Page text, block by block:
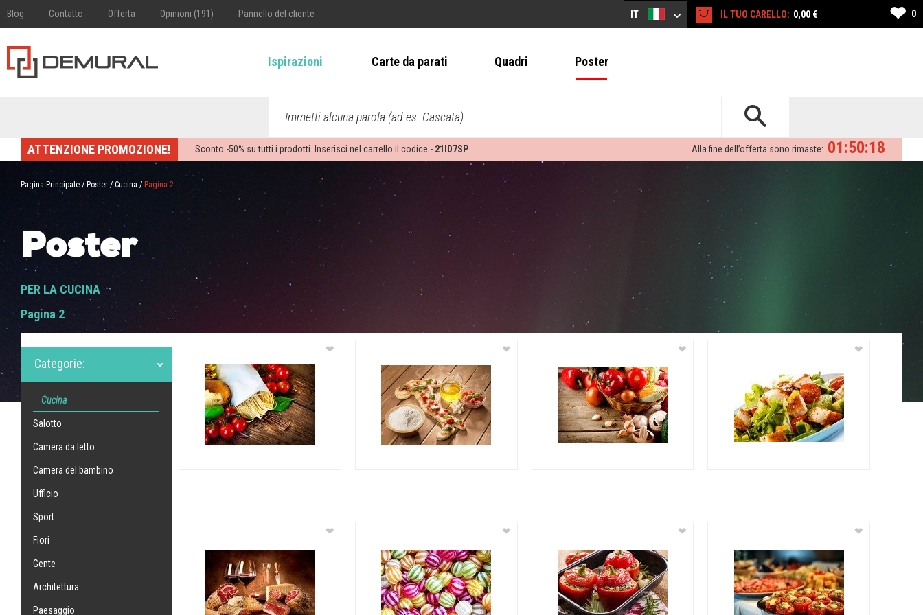
Blog Contatto Offerta Opinioni (191) Pannello del cliente IT IL TUO CARELLO: 0,00 € ❤ 0
Ispirazioni Carte da parati Quadri Poster
Immetti alcuna parola (ad es. Cascata)
ATTENZIONE PROMOZIONE! Sconto -50% su tutti i prodotti. Inserisci nel carrello il codice - 21ID7SP 01:50:17
Alla fine dell’offerta sono rimaste:
Pagina Principale / Poster / Cucina / Pagina 2
Poster
PER LA CUCINA
Pagina 2
Categorie:
Cucina
Salotto
Camera da letto
Camera del bambino
Ufficio
Sport
Fiori
Gente
Architettura
Paesaggio
❤ ❤ ❤ ❤
❤ ❤ ❤ ❤